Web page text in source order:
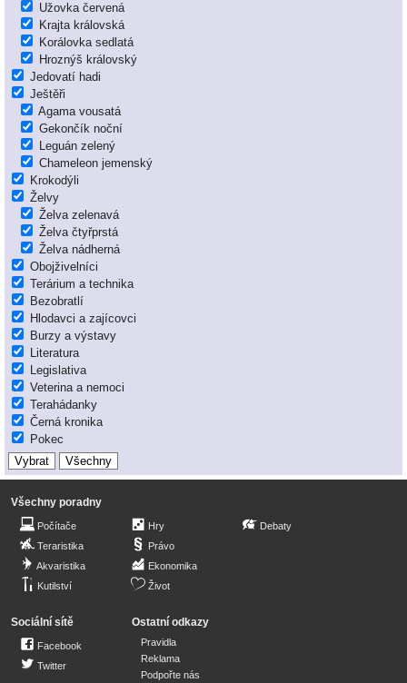
Užovka červená
Krajta královská
Korálovka sedlatá
Hroznýš královský
Jedovatí hadi
Ještěři
Agama vousatá
Gekončík noční
Leguán zelený
Chameleon jemenský
Krokodýli
Želvy
Želva zelenavá
Želva čtyřprstá
Želva nádherná
Obojživelníci
Terárium a technika
Bezobratlí
Hlodavci a zajícovci
Burzy a výstavy
Literatura
Legislativa
Veterina a nemoci
Terahádanky
Černá kronika
Pokec
Všechny poradny
Počítače
Teraristika
Akvaristika
Kutilství
Hry
Právo
Ekonomika
Život
Debaty
Sociální sítě
Facebook
Twitter
Ostatní odkazy
Pravidla
Reklama
Podpořte nás